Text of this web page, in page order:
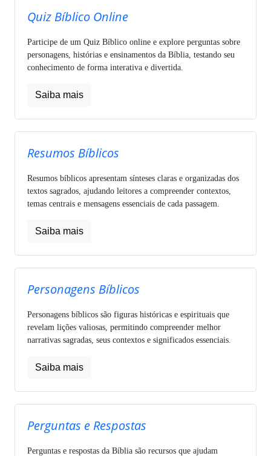
Quiz Bíblico Online
Participe de um Quiz Bíblico online e explore perguntas sobre
personagens, histórias e ensinamentos da Bíblia, testando seu
conhecimento de forma interativa e divertida.
Saiba mais
Resumos Bíblicos
Resumos bíblicos apresentam sínteses claras e organizadas dos
textos sagrados, ajudando leitores a compreender contextos,
temas centrais e mensagens essenciais de cada passagem.
Saiba mais
Personagens Bíblicos
Personagens bíblicos são figuras históricas e espirituais que
revelam lições valiosas, permitindo compreender melhor
narrativas sagradas, seus contextos e significados essenciais.
Saiba mais
Perguntas e Respostas
Perguntas e respostas da Bíblia são recursos que ajudam